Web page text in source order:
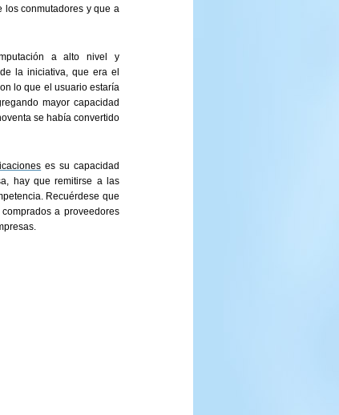
los conmutadores y que a
a alto nivel y
la iniciativa, que era el
lo que el usuario estaría
mayor capacidad
se había convertido
es su capacidad
hay que remitirse a las
Recuérdese que
a proveedores